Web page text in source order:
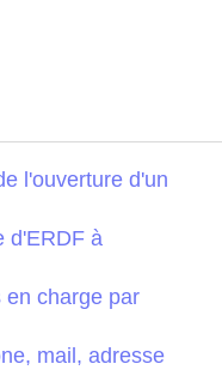
l'ouverture d'un
d'ERDF à
en charge par
mail, adresse